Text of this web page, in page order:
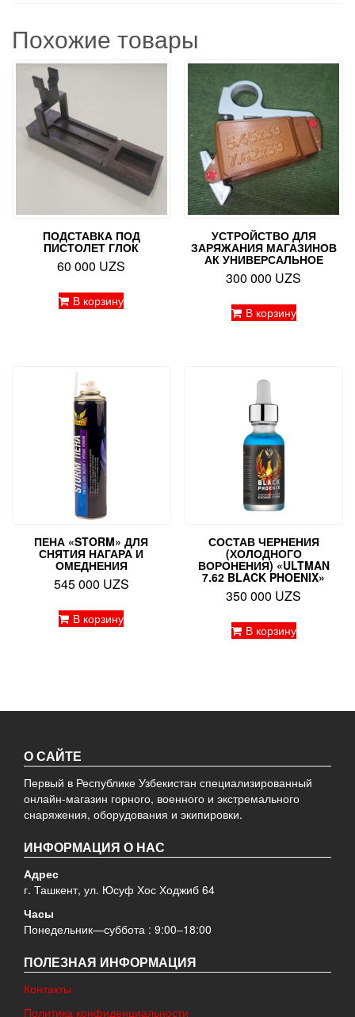
Похожие товары
ПОДСТАВКА ПОД
ПИСТОЛЕТ ГЛОК
60 000 UZS
В корзину
УСТРОЙСТВО ДЛЯ
ЗАРЯЖАНИЯ МАГАЗИНОВ
АК УНИВЕРСАЛЬНОЕ
300 000 UZS
В корзину
ПЕНА «STORM» ДЛЯ
СНЯТИЯ НАГАРА И
ОМЕДНЕНИЯ
545 000 UZS
В корзину
СОСТАВ ЧЕРНЕНИЯ
(ХОЛОДНОГО
ВОРОНЕНИЯ) «ULTMAN
7.62 BLACK PHOENIX»
350 000 UZS
В корзину
О САЙТЕ
Первый в Республике Узбекистан специализированный
онлайн-магазин горного, военного и экстремального
снаряжения, оборудования и экипировки.
ИНФОРМАЦИЯ О НАС
Адрес
г. Ташкент, ул. Юсуф Хос Ходжиб 64
Часы
Понедельник—суббота : 9:00–18:00
ПОЛЕЗНАЯ ИНФОРМАЦИЯ
Контакты
Политика конфиденциальности